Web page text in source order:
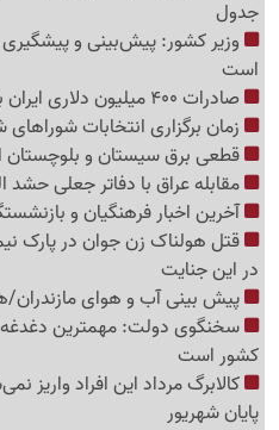
جدول
وزیر کشور: پیش‌بینی و
است
صادرات 400 میلیون دلاری ایران به کویت متوقف شد
زمان برگزاری انتخابات
قطعی برق سیستان و بلوچستان امروز
مقابله عراق با دفاتر جعلی
آخرین اخبار فرهنگیان و بازنشستگان
قتل هولناک زن جوان در پارک
در این جنایت
پیش بینی آب و هوای
سخنگوی دولت: مهمترین دغدغه
کشور است
کالابرگ مرداد این افراد واریز
پایان شهریور